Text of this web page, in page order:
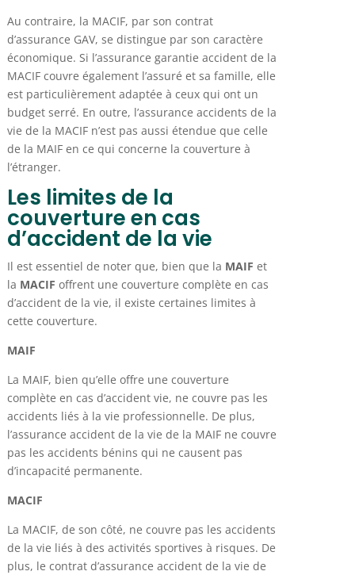
Au contraire, la MACIF, par son contrat
d’assurance GAV, se distingue par son caractère
économique. Si l’assurance garantie accident de la
MACIF couvre également l’assuré et sa famille, elle
est particulièrement adaptée à ceux qui ont un
budget serré. En outre, l’assurance accidents de la
vie de la MACIF n’est pas aussi étendue que celle
de la MAIF en ce qui concerne la couverture à
l’étranger.
Les limites de la
couverture en cas
d’accident de la vie
Il est essentiel de noter que, bien que la MAIF et
la MACIF offrent une couverture complète en cas
d’accident de la vie, il existe certaines limites à
cette couverture.
MAIF
La MAIF, bien qu’elle offre une couverture
complète en cas d’accident vie, ne couvre pas les
accidents liés à la vie professionnelle. De plus,
l’assurance accident de la vie de la MAIF ne couvre
pas les accidents bénins qui ne causent pas
d’incapacité permanente.
MACIF
La MACIF, de son côté, ne couvre pas les accidents
de la vie liés à des activités sportives à risques. De
plus, le contrat d’assurance accident de la vie de